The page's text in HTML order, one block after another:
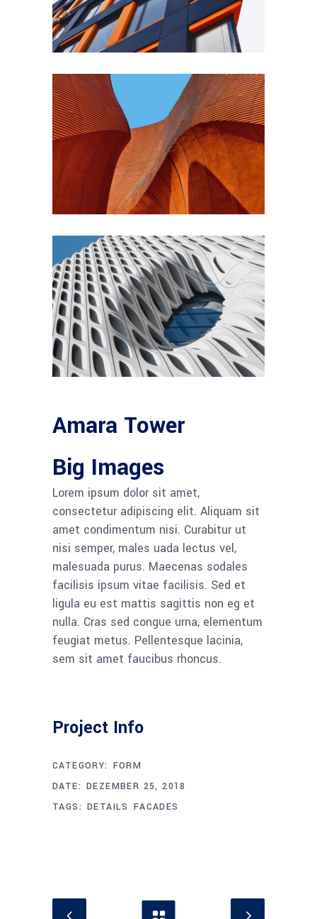
Amara Tower
Big Images
Lorem ipsum dolor sit amet,
consectetur adipiscing elit. Aliquam sit
amet condimentum nisi. Curabitur ut
nisi semper, males uada lectus vel,
malesuada purus. Maecenas sodales
facilisis ipsum vitae facilisis. Sed et
ligula eu est mattis sagittis non eg et
nulla. Cras sed congue urna, elementum
feugiat metus. Pellentesque lacinia,
sem sit amet faucibus rhoncus.
Project Info
CATEGORY: FORM
DATE: DEZEMBER 25, 2018
TAGS: DETAILS FACADES